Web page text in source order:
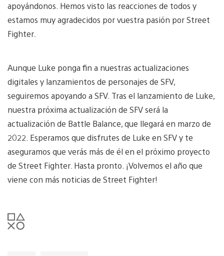
apoyándonos. Hemos visto las reacciones de todos y
estamos muy agradecidos por vuestra pasión por Street
Fighter.
Aunque Luke ponga fin a nuestras actualizaciones
digitales y lanzamientos de personajes de SFV,
seguiremos apoyando a SFV. Tras el lanzamiento de Luke,
nuestra próxima actualización de SFV será la
actualización de Battle Balance, que llegará en marzo de
2022. Esperamos que disfrutes de Luke en SFV y te
aseguramos que verás más de él en el próximo proyecto
de Street Fighter. Hasta pronto. ¡Volvemos el año que
viene con más noticias de Street Fighter!